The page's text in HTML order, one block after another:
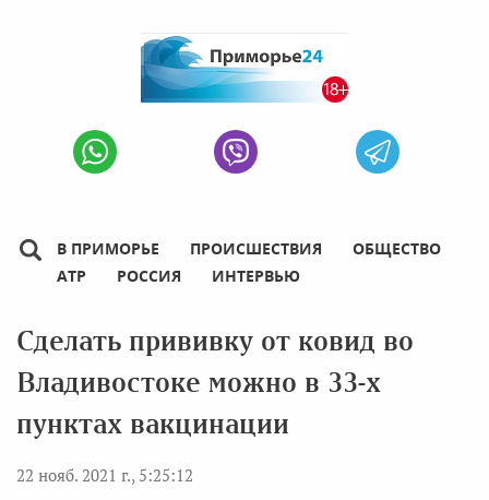
В ПРИМОРЬЕ ПРОИСШЕСТВИЯ
ОБЩЕСТВО
АТР
РОССИЯ ИНТЕРВЬЮ
Сделать прививку от ковид во
Владивостоке можно в 33-х
пунктах вакцинации
22 нояб. 2021 г., 5:25:12